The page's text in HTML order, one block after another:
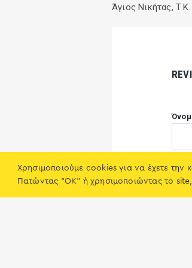
Χρησιμοποιούμε cookies για να έχετε την
Πατώντας "OK" ή χρησιμοποιώντας το site,
Άγιος Νικήτας,
Ταβέρνα Πορτόνι
Άγιος Νικήτας